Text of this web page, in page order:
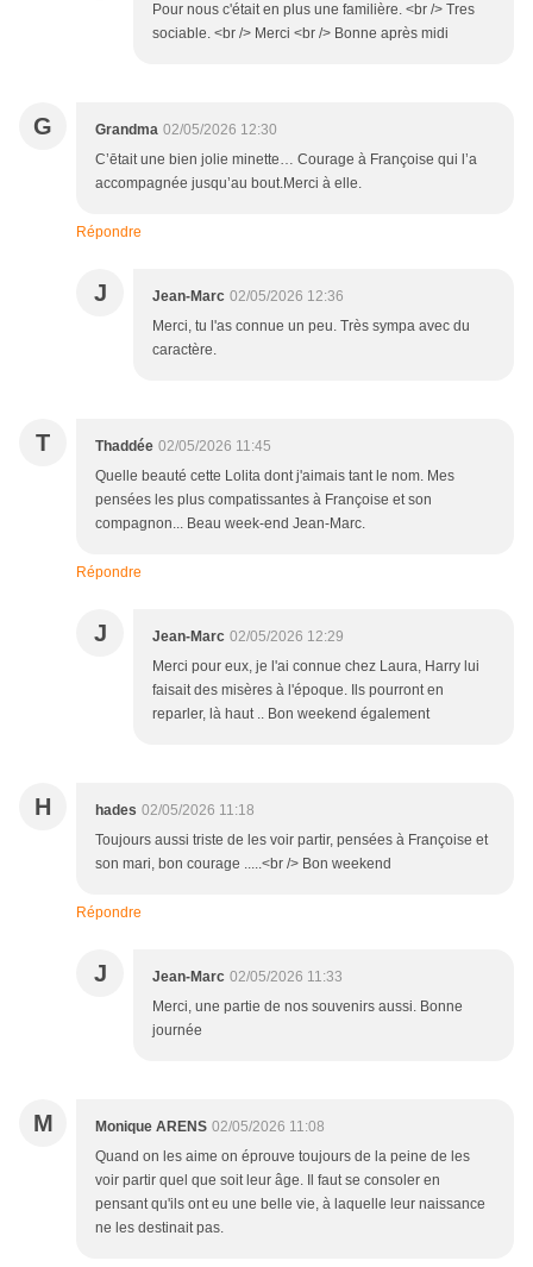
Pour nous c'était en plus une familière. <br /> Tres
sociable. <br /> Merci <br /> Bonne après midi
G Grandma 02/05/2026 12:30
C’ētait une bien jolie minette… Courage à Françoise qui l’a
accompagnée jusqu’au bout.Merci à elle.
Répondre
J Jean-Marc 02/05/2026 12:36
Merci, tu l'as connue un peu. Très sympa avec du
caractère.
T Thaddée 02/05/2026 11:45
Quelle beauté cette Lolita dont j'aimais tant le nom. Mes
pensées les plus compatissantes à Françoise et son
compagnon... Beau week-end Jean-Marc.
Répondre
J Jean-Marc 02/05/2026 12:29
Merci pour eux, je l'ai connue chez Laura, Harry lui
faisait des misères à l'époque. Ils pourront en
reparler, là haut .. Bon weekend également
H hades 02/05/2026 11:18
Toujours aussi triste de les voir partir, pensées à Françoise et
son mari, bon courage .....<br /> Bon weekend
Répondre
J Jean-Marc 02/05/2026 11:33
Merci, une partie de nos souvenirs aussi. Bonne
journée
M Monique ARENS 02/05/2026 11:08
Quand on les aime on éprouve toujours de la peine de les
voir partir quel que soit leur âge. Il faut se consoler en
pensant qu'ils ont eu une belle vie, à laquelle leur naissance
ne les destinait pas.